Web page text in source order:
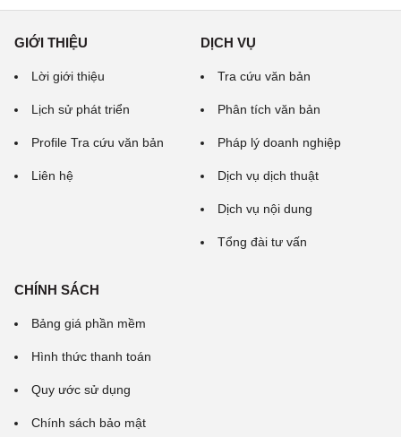
GIỚI THIỆU
Lời giới thiệu
Lịch sử phát triển
Profile Tra cứu văn bản
Liên hệ
DỊCH VỤ
Tra cứu văn bản
Phân tích văn bản
Pháp lý doanh nghiệp
Dịch vụ dịch thuật
Dịch vụ nội dung
Tổng đài tư vấn
CHÍNH SÁCH
Bảng giá phần mềm
Hình thức thanh toán
Quy ước sử dụng
Chính sách bảo mật